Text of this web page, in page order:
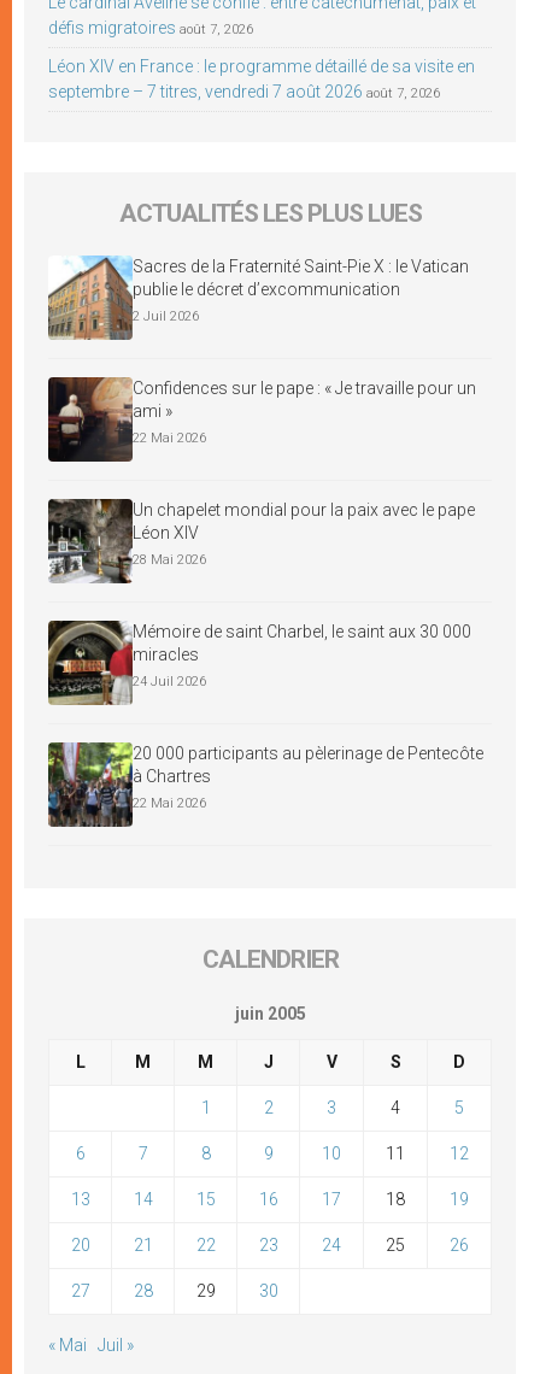
défis migratoires août 7, 2026
Léon XIV en France : le programme détaillé de sa visite en
septembre – 7 titres, vendredi 7 août 2026 août 7, 2026
ACTUALITÉS LES PLUS LUES
Sacres de la Fraternité Saint-Pie X : le Vatican
publie le décret d’excommunication
2 Juil 2026
Confidences sur le pape : « Je travaille pour un
ami »
22 Mai 2026
Un chapelet mondial pour la paix avec le pape
Léon XIV
28 Mai 2026
Mémoire de saint Charbel, le saint aux 30 000
miracles
24 Juil 2026
20 000 participants au pèlerinage de Pentecôte
à Chartres
22 Mai 2026
CALENDRIER
juin 2005
L M M J V S D
1 2 3 4 5
6 7 8 9 10 11 12
13 14 15 16 17 18 19
20 21 22 23 24 25 26
27 28 29 30
« Mai Juil »